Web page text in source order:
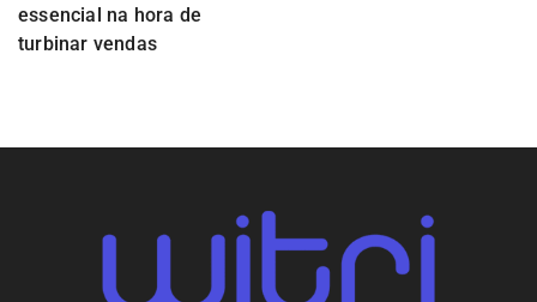
essencial na hora de
turbinar vendas